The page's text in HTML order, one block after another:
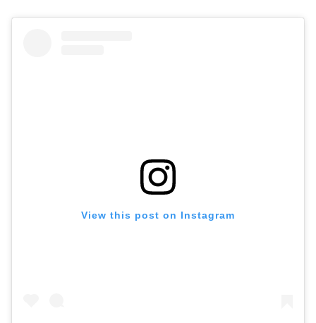
View this post on Instagram